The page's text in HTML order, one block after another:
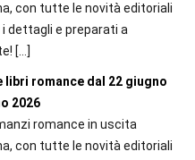
con tutte le novità editoriali
dettagli e preparati a
[…]
libri romance dal 22 giugno
2026
romance in uscita
con tutte le novità editoriali